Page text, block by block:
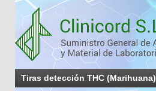
Tiras detección THC